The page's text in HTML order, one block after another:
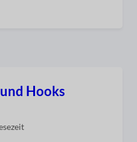
Hooks